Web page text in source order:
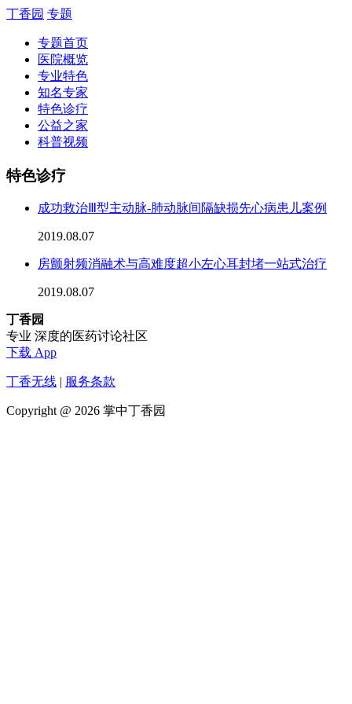
丁香园 专题
专题首页
医院概览
专业特色
知名专家
特色诊疗
公益之家
科普视频
特色诊疗
成功救治Ⅲ型主动脉-肺动脉间隔缺损先心病患儿案例
2019.08.07
房颤射频消融术与高难度超小左心耳封堵一站式治疗
2019.08.07
丁香园
专业 深度的医药讨论社区
下载 App
丁香无线 | 服务条款
Copyright @ 2026 掌中丁香园